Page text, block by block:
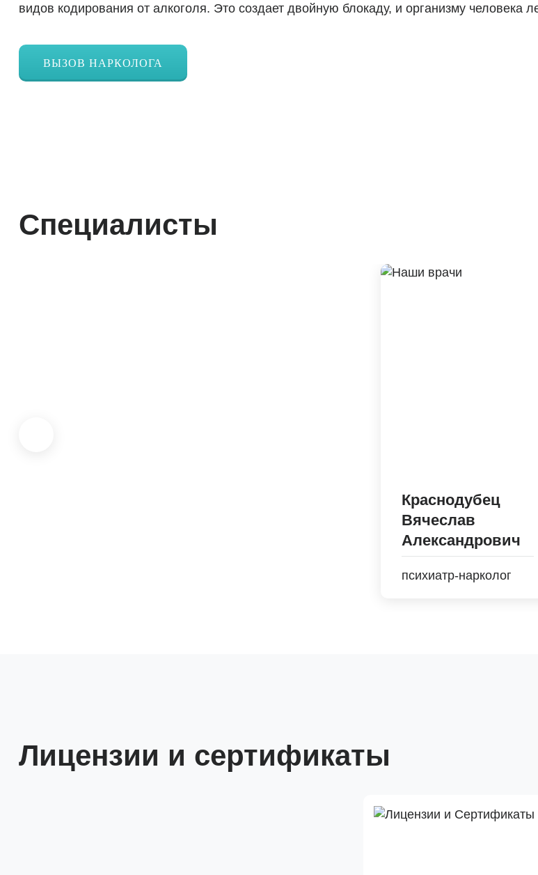
видов кодирования от алкоголя. Это создает двойную блокаду, и организму человека
ВЫЗОВ НАРКОЛОГА
Специалисты
Краснодубец
Вячеслав
Александрович
психиатр-нарколог
Лицензии и сертификаты